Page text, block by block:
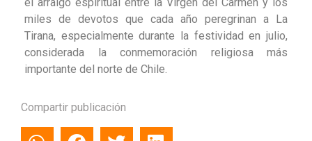
miles de devotos que cada año peregrinan a La
Tirana, especialmente durante la festividad en julio,
considerada la conmemoración religiosa más
importante del norte de Chile.
Compartir publicación